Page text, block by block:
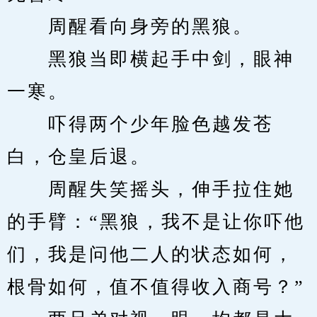
周醒看向身旁的黑狼。
黑狼当即横起手中剑，眼神
一寒。
吓得两个少年脸色越发苍
白，仓皇后退。
周醒失笑摇头，伸手拉住她
的手臂：“黑狼，我不是让你吓他
们，我是问他二人的状态如何，
根骨如何，值不值得收入商号？”